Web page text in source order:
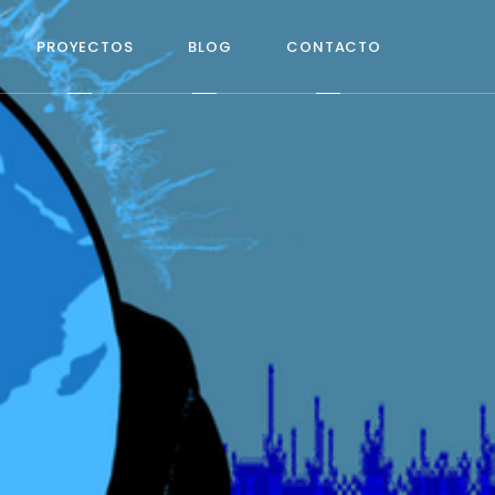
PROYECTOS BLOG CONTACTO